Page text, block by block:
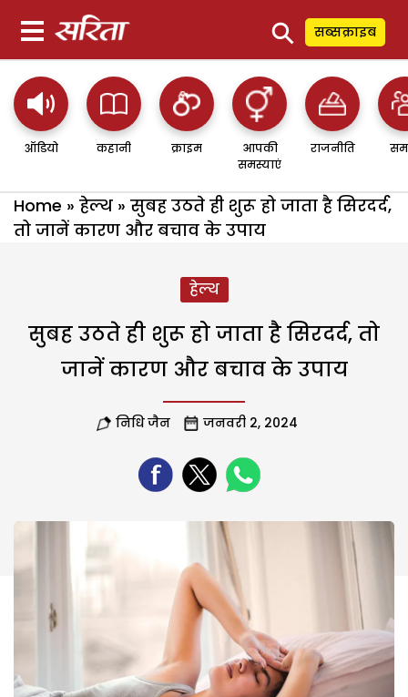
⚲ सब्सक्राइब
ऑडियो कहानी क्राइम
आपकी
समस्याएं
राजनीति
Home » हेल्थ » सुबह उठते ही शुरू हो जाता है सिरदर्द,
तो जानें कारण और बचाव के उपाय
हेल्थ
सुबह उठते ही शुरू हो जाता है सिरदर्द, तो
जानें कारण और बचाव के उपाय
निधि जैन जनवरी 2, 2024